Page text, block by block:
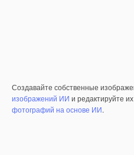
Создавайте собственные
изображений ИИ и редактируйте
фотографий на основе ИИ.